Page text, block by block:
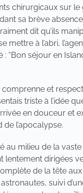
chirurgicaux sur
sa brève
dit qu’ils
à l’abri,
séjour en
comprenne et
triste à l’idée
en douceur et
l’apocalypse.
au milieu de la
dirigées
de la tête
suivi